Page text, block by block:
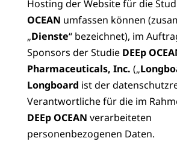
Hosting der Website für die
OCEAN umfassen können
„Dienste“ bezeichnet), im
Sponsors der Studie DEEp
Pharmaceuticals, Inc. („
Longboard ist der
Verantwortliche für die im
DEEp OCEAN verarbeiteten
personenbezogenen Daten.